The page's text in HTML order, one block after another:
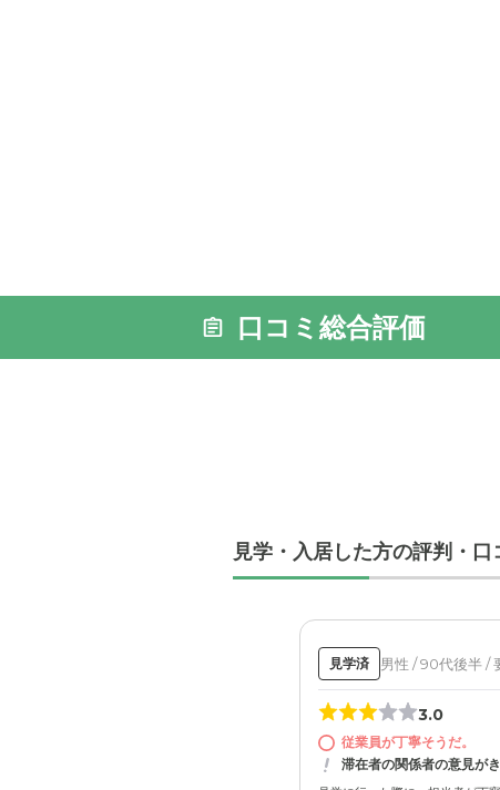
口コミ総合評価
見学・入居した方の評判・口
見学済 男性 / 90代後半 /
3.0
従業員が丁寧そうだ。
滞在者の関係者の意見が